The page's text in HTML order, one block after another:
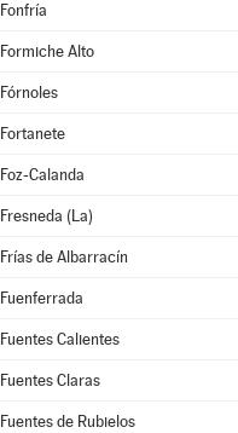
Fonfría
Formiche Alto
Fórnoles
Fortanete
Foz-Calanda
Fresneda (La)
Frías de Albarracín
Fuenferrada
Fuentes Calientes
Fuentes Claras
Fuentes de Rubielos